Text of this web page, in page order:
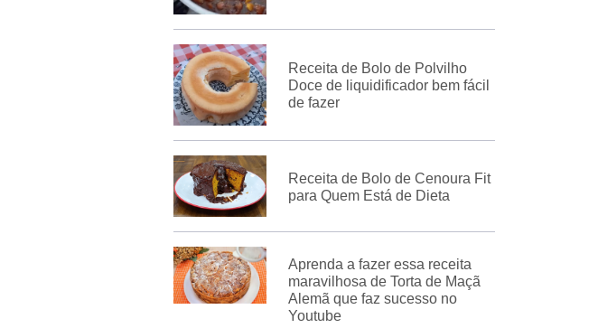
Receita de Bolo de Polvilho
Doce de liquidificador bem fácil
de fazer
Receita de Bolo de Cenoura Fit
para Quem Está de Dieta
Aprenda a fazer essa receita
maravilhosa de Torta de Maçã
Alemã que faz sucesso no
Youtube